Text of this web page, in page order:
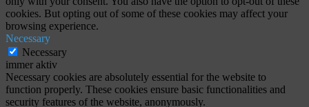
cookies. But opting out of some of these cookies may affect your
browsing experience.
Necessary
Necessary
immer aktiv
Necessary cookies are absolutely essential for the website to
function properly. These cookies ensure basic functionalities and
security features of the website, anonymously.